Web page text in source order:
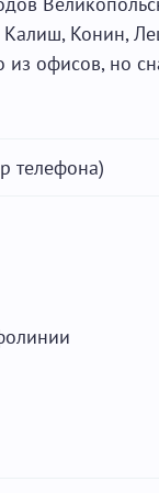
Калиш, Конин,
из офисов, но
телефона)